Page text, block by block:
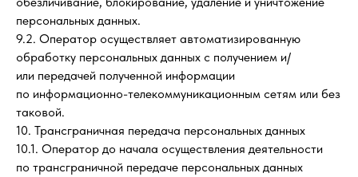
персональных данных.
9.2. Оператор осуществляет автоматизированную
обработку персональных данных с получением и/
или передачей полученной информации
по информационно-телекоммуникационным сетям или без
таковой.
10. Трансграничная передача персональных данных
10.1. Оператор до начала осуществления деятельности
по трансграничной передаче персональных данных